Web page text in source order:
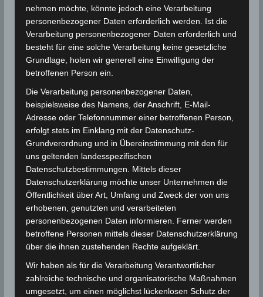
4 Oktober 2023: Erdbeben östlich der Kuriat
Inseln bei Monastir [M3.1]
Die Daten in der Zusammenfassung
Für die Nutzung von Google Adsense (Google Ireland
Limited, Gordon House, Barrow Street, Dublin, D04 E5W5,
Ireland) benötigen wir laut DSGVO Ihre Zustimmung. Es
werden seitens Google Adsense personenbezogene
Daten erhoben, verarbeitet und gespeichert. Welche
Daten genau entnehmen Sie bitte den
Datenschutzbedingungen.
Magnitude : M 3.1
Tiefe (km): k. Angabe
nehmen möchte, könnte jedoch eine Verarbeitung
personenbezogener Daten erforderlich werden. Ist die
Verarbeitung personenbezogener Daten erforderlich und
besteht für eine solche Verarbeitung keine gesetzliche
Grundlage, holen wir generell eine Einwilligung der
betroffenen Person ein.
Die Verarbeitung personenbezogener Daten,
beispielsweise des Namens, der Anschrift, E-Mail-
Adresse oder Telefonnummer einer betroffenen Person,
erfolgt stets im Einklang mit der Datenschutz-
Grundverordnung und in Übereinstimmung mit den für
uns geltenden landesspezifischen
Datenschutzbestimmungen. Mittels dieser
Datenschutzerklärung möchte unser Unternehmen die
Öffentlichkeit über Art, Umfang und Zweck der von uns
erhobenen, genutzten und verarbeiteten
personenbezogenen Daten informieren. Ferner werden
betroffene Personen mittels dieser Datenschutzerklärung
über die ihnen zustehenden Rechte aufgeklärt.
Wir haben als für die Verarbeitung Verantwortlicher
zahlreiche technische und organisatorische Maßnahmen
umgesetzt, um einen möglichst lückenlosen Schutz der